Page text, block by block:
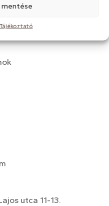
utca 11-13.